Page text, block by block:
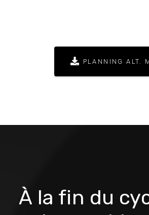
PLANNING ALT.
À la fin du